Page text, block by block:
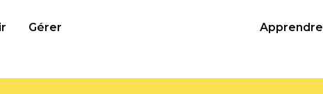
Gérer Apprendre